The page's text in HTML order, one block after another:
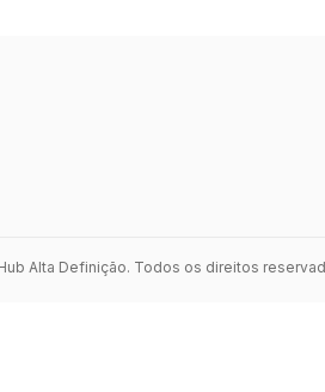
Alta Definição. Todos os direitos